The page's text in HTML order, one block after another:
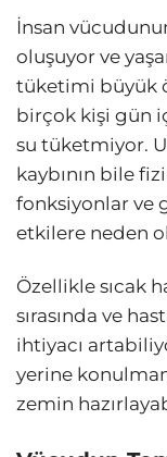
İnsan
oluşuyor ve
tüketimi büyük
birçok kişi gün
su tüketmiyor.
kaybının bile
fonksiyonlar ve
etkilere neden
Özellikle sıcak
sırasında ve
ihtiyacı
yerine
zemin